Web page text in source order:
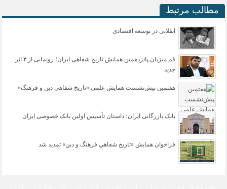
مطالب مرتبط
انقلابی در توسعه اقتصادی
قم میزبان پانزدهمین همایش تاریخ شفاهی ایران؛ رونمایی از ۴ اثر
جدید
هفتمین پیش‌نشست همایش علمی «تاریخ شفاهی دین و فرهنگ»
بانک بازرگانی ایران؛ داستان تأسیس اولین بانک خصوصی ایران
فراخوان همایش «تاریخ شفاهیِ فرهنگ و دین» تمدید شد